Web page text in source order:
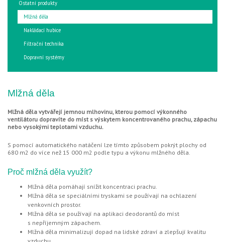
Ostatní produkty
Mlžná děla
Nakládací hubice
Filtrační technika
Dopravní systémy
Mlžná děla
Mlžná děla vytvářejí jemnou mlhovinu, kterou pomocí výkonného
ventilátoru dopravíte do míst s výskytem koncentrovaného prachu, zápachu
nebo vysokými teplotami vzduchu.
S pomocí automatického natáčení lze tímto způsobem pokrýt plochy od
680 m2 do více než 15 000 m2 podle typu a výkonu mlžného děla.
Proč mlžná děla využít?
Mlžná děla pomáhají snížit koncentraci prachu.
Mlžná děla se speciálními tryskami se používají na ochlazení
venkovních prostor.
Mlžná děla se používají na aplikaci deodorantů do míst
s nepříjemným zápachem.
Mlžná děla minimalizují dopad na lidské zdraví a zlepšují kvalitu